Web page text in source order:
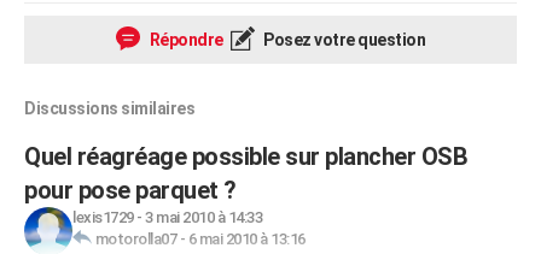
Répondre Posez votre question
Discussions similaires
Quel réagréage possible sur plancher OSB
pour pose parquet ?
lexis1729- 3 mai 2010 à 14:33
motorolla07- 6 mai 2010 à 13:16